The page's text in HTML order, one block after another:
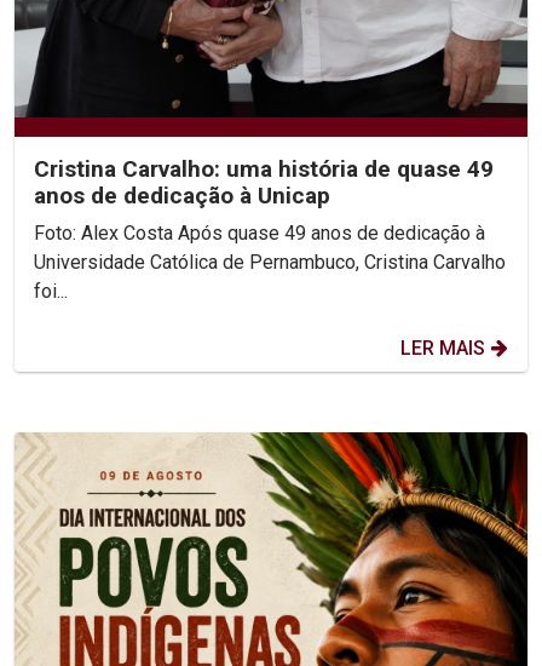
Cristina Carvalho: uma história de quase 49
anos de dedicação à Unicap
Foto: Alex Costa Após quase 49 anos de dedicação à
Universidade Católica de Pernambuco, Cristina Carvalho
foi...
LER MAIS